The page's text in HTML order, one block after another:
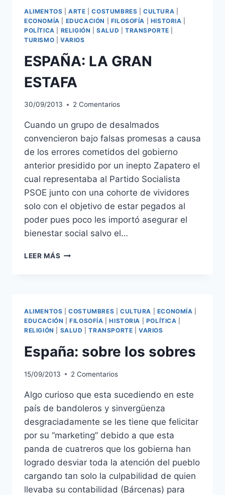
ALIMENTOS |ARTE |COSTUMBRES |CULTURA
ECONOMÍA
EDUCACIÓN FILOSOFÍA HISTORIA
POLÍTICA
RELIGIÓN |SALUD TRANSPORTE
TURISMO
VARIOS
ESPAÑA: LA GRAN
ESTAFA
30/09/2013 2 Comentarios
Cuando un grupo de desalmados
convencieron bajo falsas promesas a causa
de los errores cometidos del gobierno
anterior presidido por un inepto Zapatero el
cual representaba al Partido Socialista
PSOE junto con una cohorte de vividores
solo con el objetivo de estar pegados al
poder pues poco les importó asegurar el
bienestar social salvo el…
LEER MÁS ESPAÑA:
ALIMENTOS |COSTUMBRES CULTURA ECONOMÍA
EDUCACIÓN |FILOSOFÍA |HISTORIA POLÍTICA
RELIGIÓN
SALUD |TRANSPORTE |VARIOS
España: sobre los sobres
15/09/2013 2 Comentarios
Algo curioso que esta sucediendo en este
país de bandoleros y sinvergüenza
desgraciadamente se les tiene que felicitar
por su “marketing” debido a que esta
panda de cuatreros que los gobierna han
logrado desviar toda la atención del pueblo
cargando tan solo la culpabilidad de quien
llevaba su contabilidad (Bárcenas) para